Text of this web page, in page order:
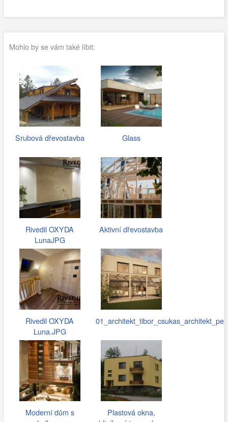
Mohlo by se vám také líbit:
Srubová dřevostavba Glass
Rivedil OXYDA
LunaJPG
Aktivní dřevostavba
Rivedil OXYDA
Luna.JPG
Moderní dům s
Plastová okna,